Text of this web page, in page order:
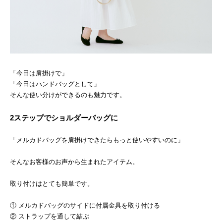
「今日は肩掛けで」
「今日はハンドバッグとして」
そんな使い分けができるのも魅力です。
2ステップでショルダーバッグに
「メルカドバッグを肩掛けできたらもっと使いやすいのに」
そんなお客様のお声から生まれたアイテム。
取り付けはとても簡単です。
① メルカドバッグのサイドに付属金具を取り付ける
② ストラップを通して結ぶ